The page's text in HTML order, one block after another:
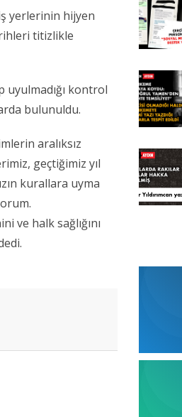
yerlerinin hijyen
titizlikle
uyulmadığı kontrol
bulunuldu.
aralıksız
geçtiğimiz yıl
kurallara uyma
ve halk sağlığını